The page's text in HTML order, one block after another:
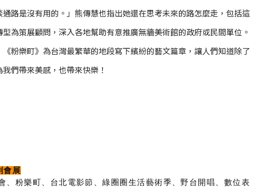
路是沒有用的。」熊傳慧也指出她還在思考未來的路怎麼走，包括這
為策展顧問，深入各地幫助有意推廣無牆美術館的政府或民間單位。
粉樂町》為台灣最繁華的地段寫下繽紛的藝文篇章，讓人們知道除了
們帶來美感，也帶來快樂！
會展
、粉樂町、台北電影節、綠圈圈生活藝術季、野台開唱、數位表